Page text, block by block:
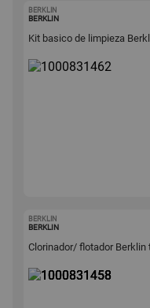
BERKLIN
BERKLIN
Kit basico de limpieza
BERKLIN
BERKLIN
Clorinador/ flotador Berklin